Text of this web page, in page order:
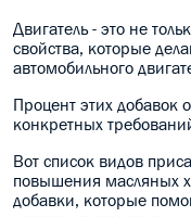
Двигатель - это не
свойства, которые
автомобильного
Процент этих добавок
конкретных
Вот список видов
повышения масляных
добавки, которые